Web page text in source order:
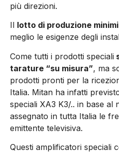
più direzioni.
Il lotto di produzione minimi
meglio le esigenze degli
Come tutti i prodotti speciali
tarature “su misura”, ma
prodotti pronti per la
Italia. Mitan ha infatti
speciali XA3 K3/.. in base al
assegnato in tutta Italia le
emittente televisiva.
Questi amplificatori speciali